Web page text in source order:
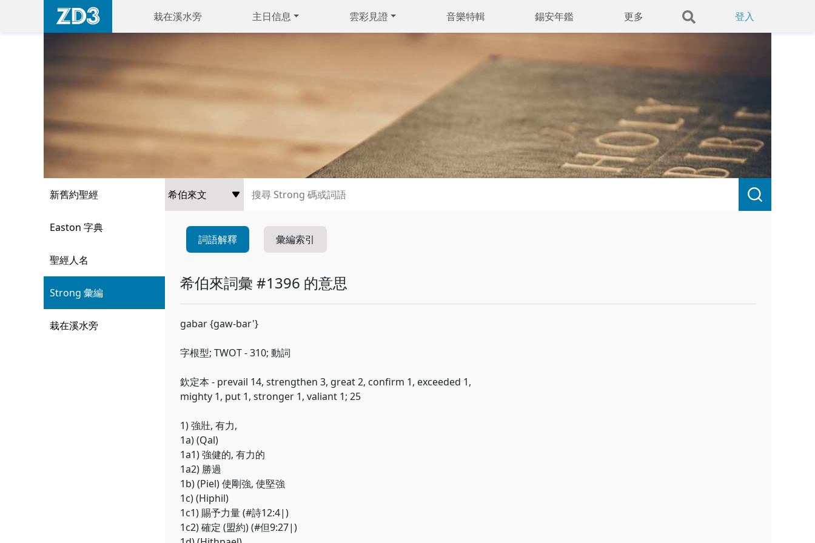
栽在溪水旁 主日信息 雲彩見證 音樂特輯 錫安年鑑 更多 登入
新舊約聖經
Easton 字典
聖經人名
Strong 彙編
栽在溪水旁
詞語解釋 彙編索引
希伯來詞彙 #1396 的意思
gabar {gaw-bar'}
字根型; TWOT - 310; 動詞
欽定本 - prevail 14, strengthen 3, great 2, confirm 1, exceeded 1,
mighty 1, put 1, stronger 1, valiant 1; 25
1) 強壯, 有力,
1a) (Qal)
1a1) 強健的, 有力的
1a2) 勝過
1b) (Piel) 使剛強, 使堅強
1c) (Hiphil)
1c1) 賜予力量 (#詩12:4|)
1c2) 確定 (盟約) (#但9:27|)